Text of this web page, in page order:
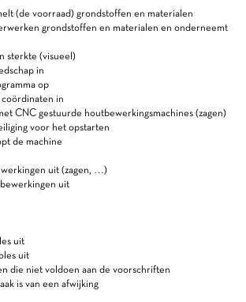
(de voorraad) grondstoffen en materialen
grondstoffen en materialen en onderneemt
sterkte (visueel)
in
op
in
CNC gestuurde houtbewerkingsmachines (zagen)
voor het opstarten
de machine
uit (zagen, …)
uit
uit
uit
die niet voldoen aan de voorschriften
is van een afwijking